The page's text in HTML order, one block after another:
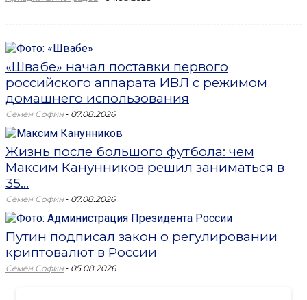
«Швабе» начал поставки первого
российского аппарата ИВЛ с режимом
домашнего использования
Семен Софин - 07.08.2026
Жизнь после большого футбола: чем
Максим Канунников решил заниматься в
35...
Семен Софин - 07.08.2026
Путин подписал закон о регулировании
криптовалют в России
Семен Софин - 05.08.2026